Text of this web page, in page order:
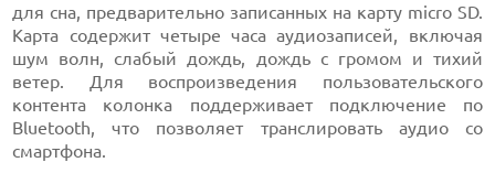
для сна, предварительно записанных на карту micro SD.
Карта содержит четыре часа аудиозаписей, включая
шум волн, слабый дождь, дождь с громом и тихий
ветер. Для воспроизведения пользовательского
контента колонка поддерживает подключение по
Bluetooth, что позволяет транслировать аудио со
смартфона.